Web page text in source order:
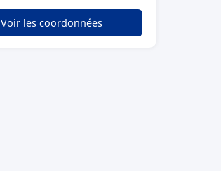
Voir les coordonnées